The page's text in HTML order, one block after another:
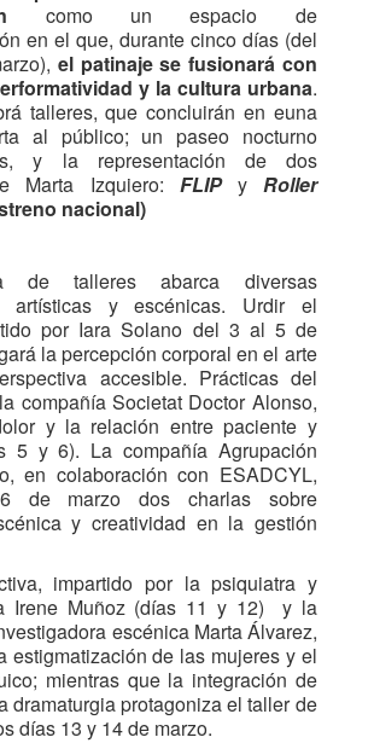
como un espacio de
en el que, durante cinco días (del
el patinaje se fusionará con
y la cultura urbana.
talleres, que concluirán en euna
al público; un paseo nocturno
y la representación de dos
Marta Izquiero: FLIP y Roller
nacional)
de talleres abarca diversas
artísticas y escénicas. Urdir el
por Iara Solano del 3 al 5 de
la percepción corporal en el arte
accesible. Prácticas del
compañía Societat Doctor Alonso,
y la relación entre paciente y
5 y 6). La compañía Agrupación
en colaboración con ESADCYL,
de marzo dos charlas sobre
y creatividad en la gestión
impartido por la psiquiatra y
Irene Muñoz (días 11 y 12) y la
escénica Marta Álvarez,
estigmatización de las mujeres y el
mientras que la integración de
dramaturgia protagoniza el taller de
días 13 y 14 de marzo.